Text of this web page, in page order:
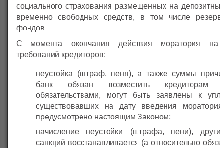
социального страхования размещенных на
временно свободных средств, в том числе
фондов
С момента окончания действия моратория на
требований кредиторов:
неустойка (штраф, пеня), а также суммы
банк обязан возместить
обязательствами, могут быть заявлены к
существовавших на дату введения
предусмотрено настоящим Законом;
начисление неустойки (штрафа, пени),
санкций восстанавливается (а относительно